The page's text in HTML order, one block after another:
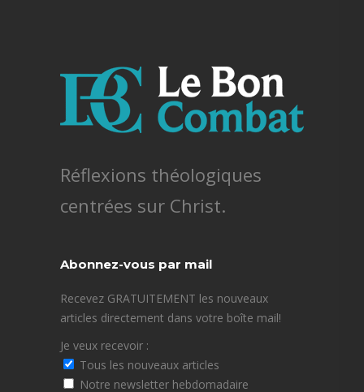
Réflexions théologiques
centrées sur Christ.
Abonnez-vous par mail
Recevez GRATUITEMENT les nouveaux
articles directement dans votre boîte mail!
Je veux recevoir :
Tous les nouveaux articles
Notre newsletter hebdomadaire